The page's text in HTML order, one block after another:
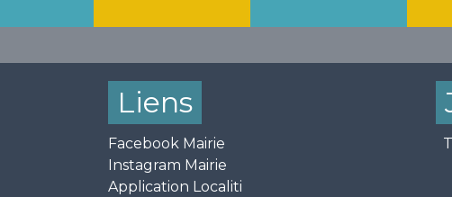
Liens
Facebook Mairie
Instagram Mairie
Application Localiti